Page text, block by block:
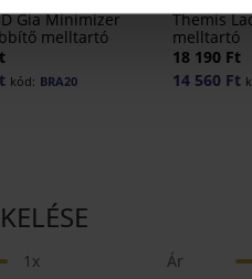
Gia Minimizer
melltartó
kód: BRA20
Themis
melltartó
18 190 Ft
14 560 Ft
1x
Ár